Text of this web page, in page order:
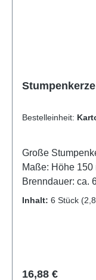
Bestelleinheit:
Große
Maße: Höhe 150
Brenndauer: ca.
Farbe:
Inhalt: 6 Stück
Regulärer Preis:
16,88 €